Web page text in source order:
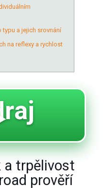
a jejich srovnání
na reflexy a rychlost
a trpělivost
prověří